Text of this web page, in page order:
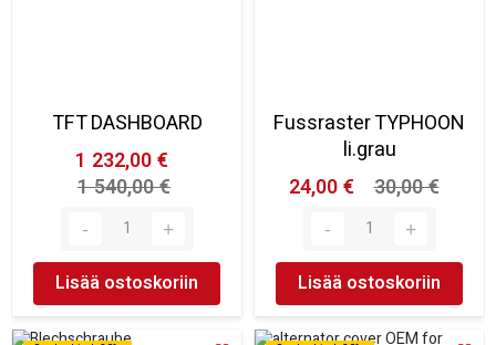
TFT DASHBOARD
1 232,00 €
1 540,00 €
Lisää ostoskoriin
Fussraster TYPHOON
li.grau
24,00 €
30,00 €
Lisää ostoskoriin